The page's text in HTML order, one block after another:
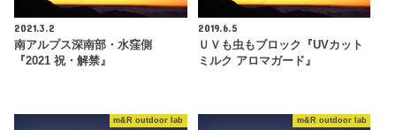
2021.3.2
南アルプス深南部・水窪側
『2021 祝・解禁』
2019.6.5
ＵＶも虫もブロック『UVカット
ミルク アロマガード』
m&R outdoor lab m&R outdoor lab